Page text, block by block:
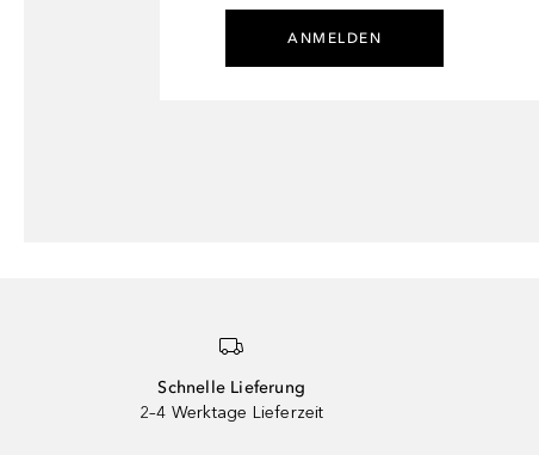
ANMELDEN
Schnelle Lieferung
2–4 Werktage Lieferzeit